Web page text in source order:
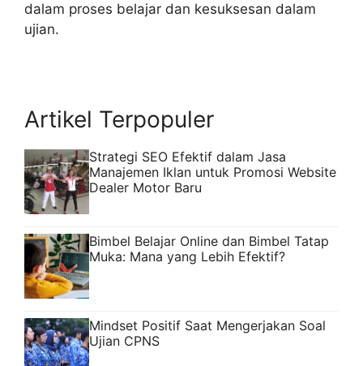
dalam proses belajar dan kesuksesan dalam
ujian.
Artikel Terpopuler
Strategi SEO Efektif dalam Jasa
Manajemen Iklan untuk Promosi Website
Dealer Motor Baru
Bimbel Belajar Online dan Bimbel Tatap
Muka: Mana yang Lebih Efektif?
Mindset Positif Saat Mengerjakan Soal
Ujian CPNS